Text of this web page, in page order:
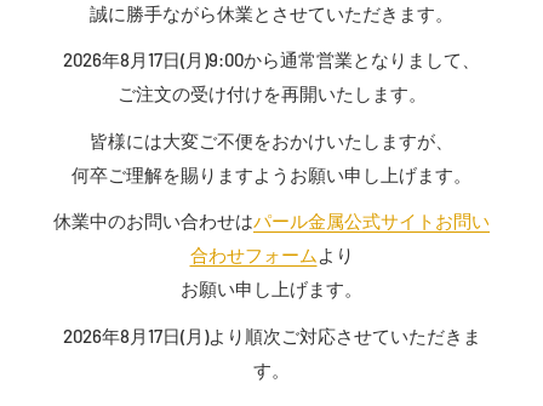
誠に勝手ながら休業とさせていただきます。
2026年8月17日(月)9:00から通常営業となりまして、
ご注文の受け付けを再開いたします。
皆様には大変ご不便をおかけいたしますが、
何卒ご理解を賜りますようお願い申し上げます。
休業中のお問い合わせはパール金属公式サイトお問い
合わせフォーム より
お願い申し上げます。
2026年8月17日(月)より順次ご対応させていただきま
す。